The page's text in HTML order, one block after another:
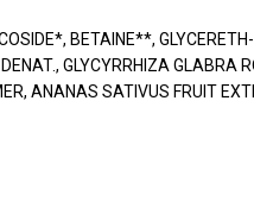
BETAINE**,
GLYCYRRHIZA GLABRA
ANANAS SATIVUS FRUIT